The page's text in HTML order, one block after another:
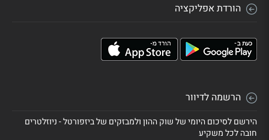
הורדת אפליקציה
הרשמה לדיוור
הירשם לסיכום היומי של שוק ההון ולמבזקים של ביזפורטל - ניוזלטרים
חובה לכל משקיע